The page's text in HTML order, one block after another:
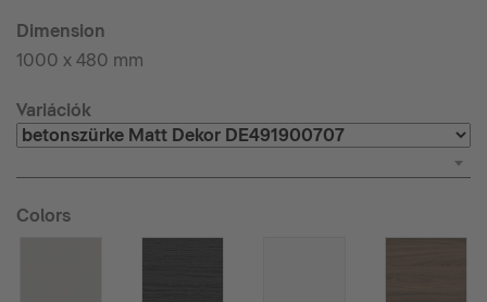
Dimension
1000 x 480 mm
Variációk
Colors